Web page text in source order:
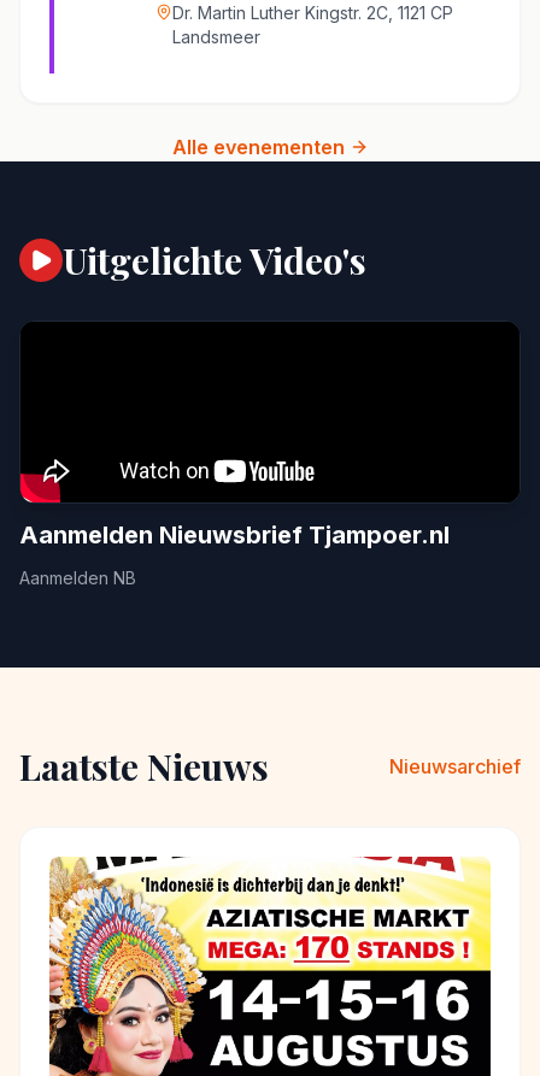
Dr. Martin Luther Kingstr. 2C, 1121 CP
Landsmeer
Alle evenementen
Uitgelichte Video's
Aanmelden Nieuwsbrief Tjampoer.nl
Aanmelden NB
Laatste Nieuws Nieuwsarchief